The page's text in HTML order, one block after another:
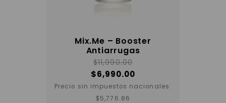
Mix.Me – Booster
Antiarrugas
$11,990.00
$6,990.00
Precio sin impuestos nacionales:
$5,776.86